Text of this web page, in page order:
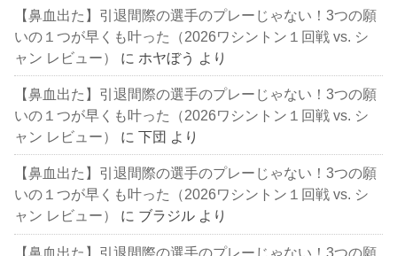
【鼻血出た】引退間際の選手のプレーじゃない！3つの願
いの１つが早くも叶った（2026ワシントン１回戦 vs. シ
ャン レビュー）
に ホヤぼう より
【鼻血出た】引退間際の選手のプレーじゃない！3つの願
いの１つが早くも叶った（2026ワシントン１回戦 vs. シ
ャン レビュー）
に下団 より
【鼻血出た】引退間際の選手のプレーじゃない！3つの願
いの１つが早くも叶った（2026ワシントン１回戦 vs. シ
ャン レビュー）
に ブラジル より
【鼻血出た】引退間際の選手のプレーじゃない！3つの願